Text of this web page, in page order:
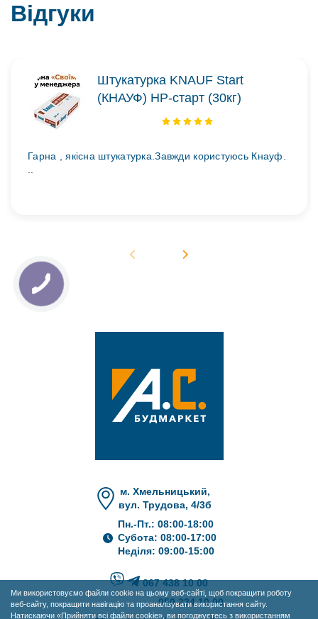
Відгуки
Штукатурка KNAUF Start
(КНАУФ) НР-старт (30кг)
Гарна , якісна штукатурка.Завжди користуюсь Кнауф.
..
Ми використовуємо файли cookie на цьому веб-сайті, щоб покращити роботу
веб-сайту, покращити навігацію та проаналізувати використання сайту.
Натискаючи «Прийняти всі файли cookie», ви погоджуєтесь з використанням
м. Хмельницький,
вул. Трудова, 4/3б
Пн.-Пт.: 08:00-18:00
Субота: 08:00-17:00
Неділя: 09:00-15:00
067 438 10 00
050 234 10 00